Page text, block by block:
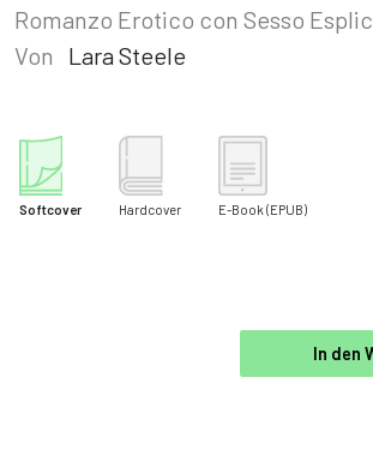
Romanzo Erotico con Sesso
Von
Lara Steele
Softcover Hardcover E-Book (EPUB)
In den